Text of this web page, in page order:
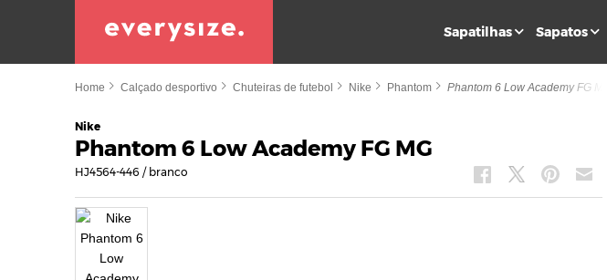
Sapatilhas Sapatos
Home Calçado desportivo Chuteiras de futebol Nike Phantom Phantom 6 Low Academy FG MG
Nike
Phantom 6 Low Academy FG MG
HJ4564-446 / branco